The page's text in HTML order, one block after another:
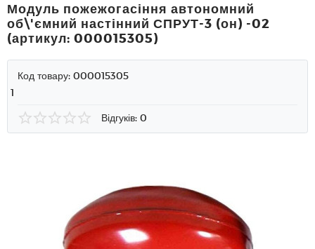
Модуль пожежогасіння автономний
об\'ємний настінний СПРУТ-3 (он) -02
(артикул: 000015305)
Код товару: 000015305
1
Відгуків: 0